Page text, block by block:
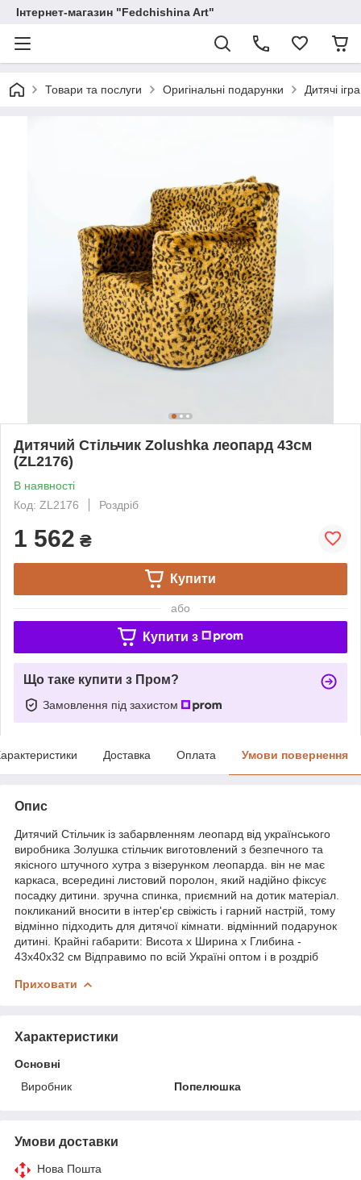
Інтернет-магазин "Fedchishina Art"
Товари та послуги Оригінальні подарунки Дитячі
Дитячий Стільчик Zolushka леопард 43см
(ZL2176)
В наявності
Код: ZL2176
Роздріб
1 562 ₴
Купити
або
Купити з
Що таке купити з Пром?
Замовлення під захистом
Доставка Оплата Умови повернення
Опис
Дитячий Стільчик із забарвленням леопард від українського
виробника Золушка стільчик виготовлений з безпечного та
якісного штучного хутра з візерунком леопарда. він не має
каркаса, всередині листовий поролон, який надійно фіксує
посадку дитини. зручна спинка, приємний на дотик матеріал.
покликаний вносити в інтер'єр свіжість і гарний настрій, тому
відмінно підходить для дитячої кімнати. відмінний подарунок
дитині. Крайні габарити: Висота х Ширина х Глибина -
43х40х32 см Відправимо по всій Україні оптом і в роздріб
Приховати
Характеристики
Основні
Виробник
Попелюшка
Умови доставки
Нова Пошта